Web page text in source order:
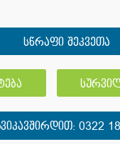
სწრაფი შეკვეთა
0322